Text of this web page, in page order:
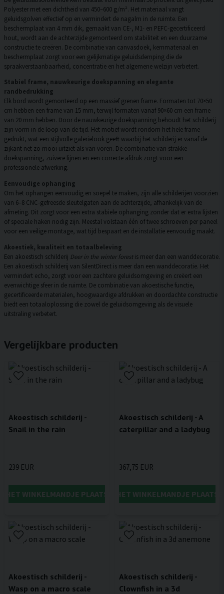
Polyester met een dichtheid van 450–600 g/m². Het materiaal vangt
geluidsgolven effectief op en vermindert de nagalm in de ruimte. Een
beschermplaat van 4 mm dik, gemaakt van CE-, M1- en PEFC-gecertificeerd
hout, wordt aan de achterzijde gemonteerd om stabiliteit en een duurzame
constructie te creëren. De combinatie van canvasdoek, kernmateriaal en
beschermplaat zorgt voor een gelijkmatige geluidsdemping die de
spraakverstaanbaarheid, concentratie en het algemene welzijn verbetert.
Stabiel frame, nauwkeurige doekspanning en elegante
randbedrukking
Elk bord wordt gemonteerd op een massief grenen frame. Formaten tot 70×50
cm hebben een frame van 15 mm, terwijl formaten vanaf 90×60 cm een frame
van 20 mm hebben. Door de nauwkeurige doekspanning behoudt het schilderij
zijn vorm in de loop van de tijd. Het motief wordt rondom het hele frame
gedrukt, wat een stijlvolle galerielook geeft waarbij het schilderij er vanaf de
zijkant net zo mooi uitziet als van voren. De combinatie van strakke
doekspanning, zuivere lijnen en een correcte afdruk zorgt voor een
professionele afwerking.
Eenvoudige ophanging
Om het ophangen eenvoudig en soepel te maken, zijn alle schilderijen voorzien
van 6–8 CNC-gefreesde sleutelgaten aan de achterzijde, afhankelijk van de
afmeting. Dit zorgt voor een extra stabiele ophanging zonder dat er extra lijsten
of speciale haken nodig zijn. Meestal volstaan één of twee schroeven per paneel
voor een veilige montage, wat tijd bespaart en de installatie eenvoudig maakt.
Akoestiek, kwaliteit en totaalbeleving
Een akoestisch schilderij Deer in the winter forestis meer dan een wanddecoratie.
Een akoestisch schilderij van SilentDirect is meer dan een wanddecoratie. Het
vermindert echo, zorgt voor een zachtere geluidsomgeving en creëert een
evenwichtige sfeer in de ruimte. De combinatie van akoestische functie,
gecertificeerde materialen, hoogwaardige afdrukken en doordachte constructie
biedt een totaaloplossing die zowel de geluidsomgeving als de visuele
uitstraling verbetert.
Vergelijkbare producten
Akoestisch schilderij -
Snail in the rain
239 EUR
HET WINKELMANDJE PLAATSEN
Akoestisch schilderij - A
caterpillar and a ladybug
367,75 EUR
IN HET WINKELMANDJE
Akoestisch schilderij -
Wasp on a macro scale
Akoestisch schilderij -
Clownfish in a 3d